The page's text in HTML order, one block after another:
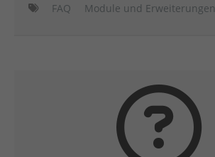
FAQ Module und Erweiterungen